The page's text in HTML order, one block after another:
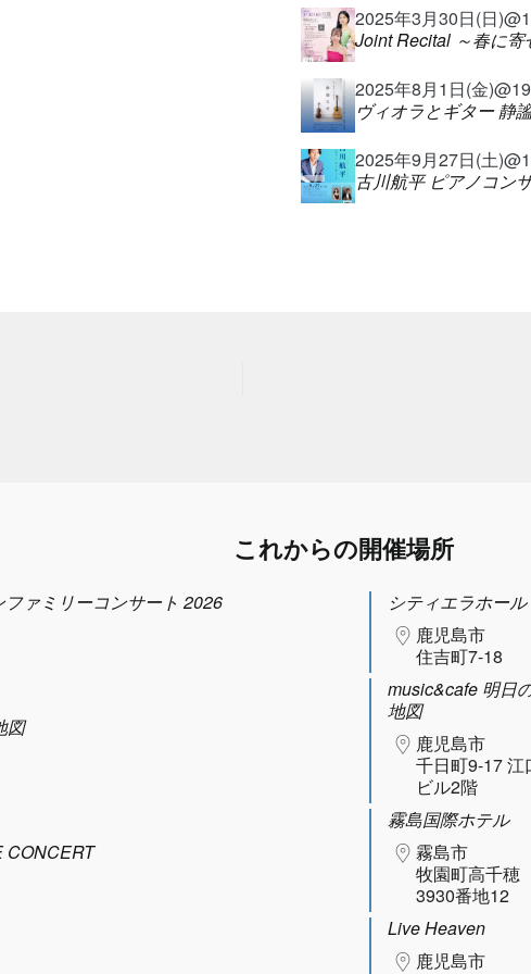
2025年3月30日(日
Joint Recital ～春に寄
2025年8月1日(金
ヴィオラとギター 静
2025年9月27日(土
古川航平 ピアノコン
ァミリーコンサート 2026
図
CONCERT
これからの開催場所
シティエラホール
鹿児島市
住吉町7-18
music&cafe 明日
地図
鹿児島市
千日町9-17 江
ビル2階
霧島国際ホテル
霧島市
牧園町高千穂
3930番地12
Live Heaven
鹿児島市